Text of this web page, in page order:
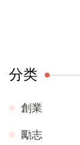
分类
創業
勵志